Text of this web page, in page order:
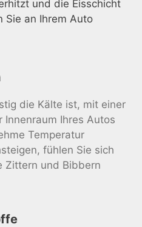
und die Eisschicht
Sie an Ihrem Auto
die Kälte ist, mit einer
Ihres Autos
Temperatur
fühlen Sie sich
Zittern und Bibbern